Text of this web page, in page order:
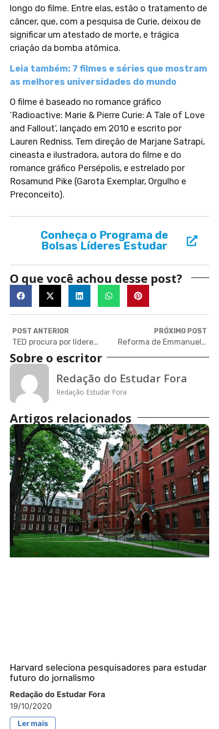
longo do filme. Entre elas, estão o tratamento de
câncer, que, com a pesquisa de Curie, deixou de
significar um atestado de morte, e trágica
criação da bomba atômica.
Leia também: 7 filmes e séries que mostram
as melhores universidades do mundo
O filme é baseado no romance gráfico
‘Radioactive: Marie & Pierre Curie: A Tale of Love
and Fallout’, lançado em 2010 e escrito por
Lauren Redniss. Tem direção de Marjane Satrapi,
cineasta e ilustradora, autora do filme e do
romance gráfico Persépolis, e estrelado por
Rosamund Pike (Garota Exemplar, Orgulho e
Preconceito).
Conheça o Programa de
Bolsas Líderes Estudar
O que você achou desse post?
POST ANTERIOR
TED procura por líderes de todo o mundo para programa de fellowship
PRÓXIMO POST
Reforma de Emmanuel Macron no ensino superior francês: o que mudou
Sobre o escritor
Redação do Estudar Fora
Redação Estudar Fora
Artigos relacionados
Harvard seleciona pesquisadores para estudar
futuro do jornalismo
Redação do Estudar Fora
19/10/2020
Ler mais